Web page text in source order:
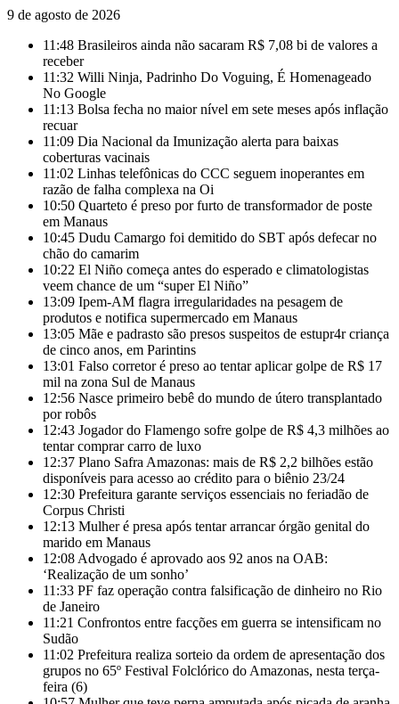
9 de agosto de 2026
11:48 Brasileiros ainda não sacaram R$ 7,08 bi de valores a
receber
11:32 Willi Ninja, Padrinho Do Voguing, É Homenageado
No Google
11:13 Bolsa fecha no maior nível em sete meses após inflação
recuar
11:09 Dia Nacional da Imunização alerta para baixas
coberturas vacinais
11:02 Linhas telefônicas do CCC seguem inoperantes em
razão de falha complexa na Oi
10:50 Quarteto é preso por furto de transformador de poste
em Manaus
10:45 Dudu Camargo foi demitido do SBT após defecar no
chão do camarim
10:22 El Niño começa antes do esperado e climatologistas
veem chance de um “super El Niño”
13:09 Ipem-AM flagra irregularidades na pesagem de
produtos e notifica supermercado em Manaus
13:05 Mãe e padrasto são presos suspeitos de estupr4r criança
de cinco anos, em Parintins
13:01 Falso corretor é preso ao tentar aplicar golpe de R$ 17
mil na zona Sul de Manaus
12:56 Nasce primeiro bebê do mundo de útero transplantado
por robôs
12:43 Jogador do Flamengo sofre golpe de R$ 4,3 milhões ao
tentar comprar carro de luxo
12:37 Plano Safra Amazonas: mais de R$ 2,2 bilhões estão
disponíveis para acesso ao crédito para o biênio 23/24
12:30 Prefeitura garante serviços essenciais no feriadão de
Corpus Christi
12:13 Mulher é presa após tentar arrancar órgão genital do
marido em Manaus
12:08 Advogado é aprovado aos 92 anos na OAB:
‘Realização de um sonho’
11:33 PF faz operação contra falsificação de dinheiro no Rio
de Janeiro
11:21 Confrontos entre facções em guerra se intensificam no
Sudão
11:02 Prefeitura realiza sorteio da ordem de apresentação dos
grupos no 65º Festival Folclórico do Amazonas, nesta terça-
feira (6)